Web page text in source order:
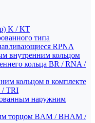
K / KT
типа
RPNA
внутренним кольцом
кольца BR / RNA /
кольцом в комплекте
/ TRI
наружним
торцом BAM / BHAM /